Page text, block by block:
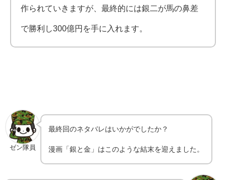
作られていきますが、最終的には銀二が馬の鼻差
で勝利し300億円を手に入れます。
ゼン隊員
最終回のネタバレはいかがでしたか？
漫画「銀と金」はこのような結末を迎えました。